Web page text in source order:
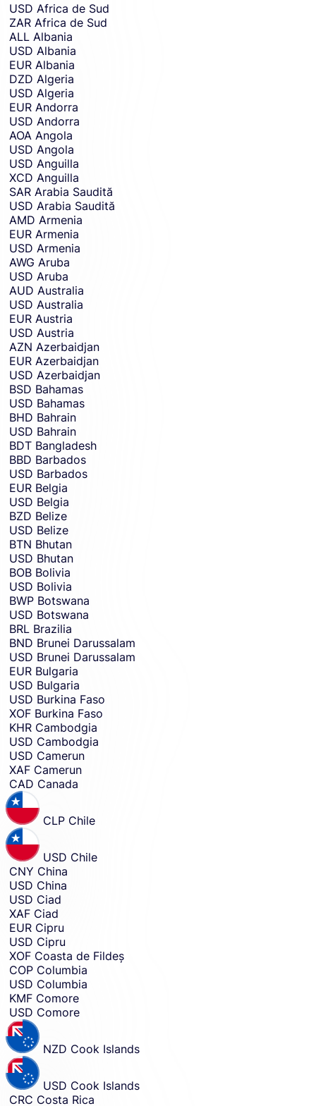
USD Africa de Sud
ZAR Africa de Sud
ALL Albania
USD Albania
EUR Albania
DZD Algeria
USD Algeria
EUR Andorra
USD Andorra
AOA Angola
USD Angola
USD Anguilla
XCD Anguilla
SAR Arabia Saudită
USD Arabia Saudită
AMD Armenia
EUR Armenia
USD Armenia
AWG Aruba
USD Aruba
AUD Australia
USD Australia
EUR Austria
USD Austria
AZN Azerbaidjan
EUR Azerbaidjan
USD Azerbaidjan
BSD Bahamas
USD Bahamas
BHD Bahrain
USD Bahrain
BDT Bangladesh
BBD Barbados
USD Barbados
EUR Belgia
USD Belgia
BZD Belize
USD Belize
BTN Bhutan
USD Bhutan
BOB Bolivia
USD Bolivia
BWP Botswana
USD Botswana
BRL Brazilia
BND Brunei Darussalam
USD Brunei Darussalam
EUR Bulgaria
USD Bulgaria
USD Burkina Faso
XOF Burkina Faso
KHR Cambodgia
USD Cambodgia
USD Camerun
XAF Camerun
CAD Canada
CLP Chile
USD Chile
CNY China
USD China
USD Ciad
XAF Ciad
EUR Cipru
USD Cipru
XOF Coasta de Fildeș
COP Columbia
USD Columbia
KMF Comore
USD Comore
NZD Cook Islands
USD Cook Islands
CRC Costa Rica